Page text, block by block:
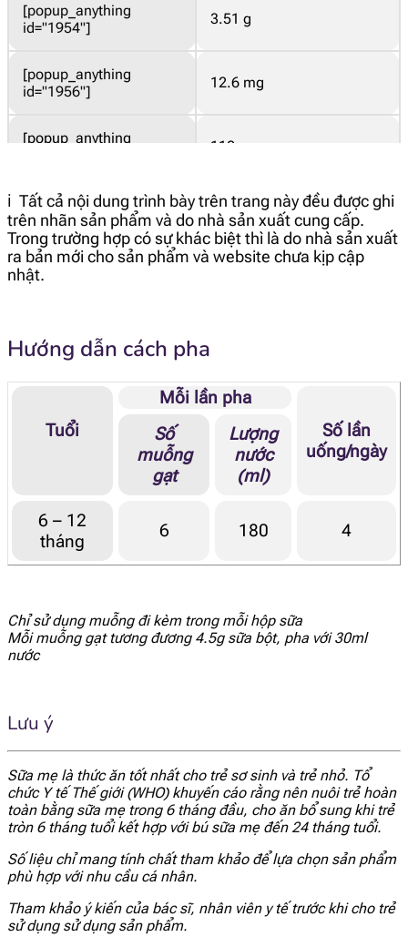
[popup_anything
id="1954"]
3.51 g
[popup_anything
id="1956"]
12.6 mg
[popup_anything
112 mg
[popup_anything
id="1972"]
621 mg
[popup_anything
id="1971"]
id="1866"]
1.15 mg α-TE
1.31 mcg
[popup_anything
id="1914"]
7.11 mcg
[popup_anything
id="1922"]
[popup_anything
id="1923"]
[popup_anything
id="1924"]
0.73 mg
[popup_anything
id="1925"]
[popup_anything
id="1926"]
62.8 mcg
ℹ️ Tất cả nội dung trình bày trên trang này đều được ghi
trên nhãn sản phẩm và do nhà sản xuất cung cấp.
Trong trường hợp có sự khác biệt thì là do nhà sản xuất
ra bản mới cho sản phẩm và website chưa kịp cập
nhật.
Hướng dẫn cách pha
Tuổi
Mỗi lần pha
Số lần
uống/ngày
Số
muỗng
gạt
Lượng
nước
(ml)
6 – 12
tháng
6 180 4
Chỉ sử dụng muỗng đi kèm trong mỗi hộp sữa
Mỗi muỗng gạt tương đương 4.5g sữa bột, pha với 30ml
nước
Lưu ý
Sữa mẹ là thức ăn tốt nhất cho trẻ sơ sinh và trẻ nhỏ. Tổ
chức Y tế Thế giới (WHO) khuyến cáo rằng nên nuôi trẻ hoàn
toàn bằng sữa mẹ trong 6 tháng đầu, cho ăn bổ sung khi trẻ
tròn 6 tháng tuổi kết hợp với bú sữa mẹ đến 24 tháng tuổi.
Số liệu chỉ mang tính chất tham khảo để lựa chọn sản phẩm
phù hợp với nhu cầu cá nhân.
Tham khảo ý kiến của bác sĩ, nhân viên y tế trước khi cho trẻ
sử dụng sử dụng sản phẩm.